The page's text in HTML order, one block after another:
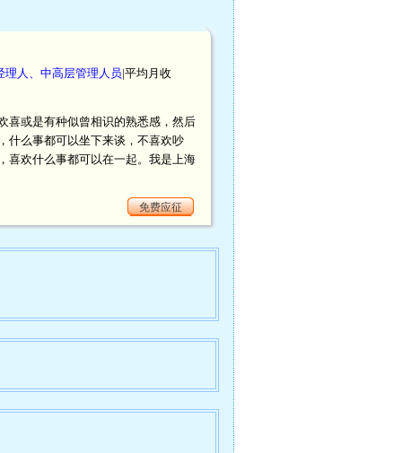
理人、中高层管理人员|平均月收
喜或是有种似曾相识的熟悉感，然后
什么事都可以坐下来谈，不喜欢吵
喜欢什么事都可以在一起。我是上海
免费应征